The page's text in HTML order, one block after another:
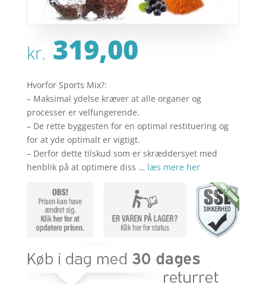
kr. 319,00
Hvorfor Sports Mix?:
– Maksimal ydelse kræver at alle organer og
processer er velfungerende.
– De rette byggesten for en optimal restituering og
for at yde optimalt er vigtigt.
– Derfor dette tilskud som er skræddersyet med
henblik på at optimere diss … læs mere her